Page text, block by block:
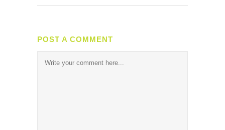
POST A COMMENT